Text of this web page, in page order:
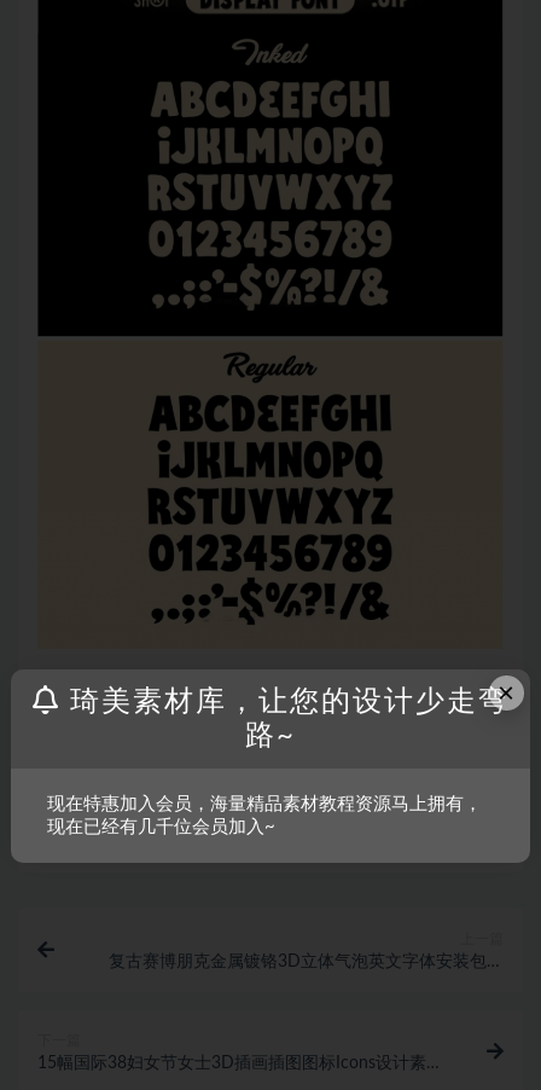
声明：温馨提示：本资源来源于互联网，仅供参考学习使用，若
该资源侵犯了您的权益，请联系我们处理。
收藏 链接
复古赛博朋克金属镀铬3D立体气泡英文字体安装包设
15幅国际38妇女节女士3D插画插图图标Icons设计素材
×
琦美素材库，让您的设计少走弯
路~
现在特惠加入会员，海量精品素材教程资源马上拥有，
现在已经有几千位会员加入~